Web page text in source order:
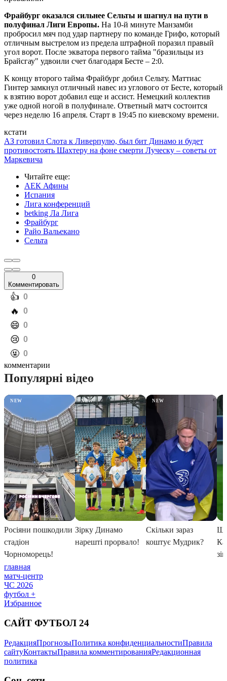
Фрайбург оказался сильнее Сельты и шагнул на пути в
полуфинал Лиги Европы. На 10-й минуте Манзамби
пробросил мяч под удар партнеру по команде Грифо, который
отличным выстрелом из предела штрафной поразил правый
угол ворот. После экватора первого тайма "бразильцы из
Брайсгау" удвоили счет благодаря Бесте – 2:0.
К концу второго тайма Фрайбург добил Сельту. Маттиас
Гинтер замкнул отличный навес из углового от Бесте, который
к взятию ворот добавил еще и ассист. Немецкий коллектив
уже одной ногой в полуфинале. Ответный матч состоится
через неделю 16 апреля. Старт в 19:45 по киевскому времени.
кстати
АЗ готовил Слота к Ливерпулю, был бит Динамо и будет
противостоять Шахтеру на фоне смерти Луческу – советы от
Маркевича
Читайте еще:
АЕК Афины
Испания
Лига конференций
betking Ла Лига
Фрайбург
Райо Вальекано
Сельта
0
Комментировать
️👍 0
️🔥 0
️😄 0
️😢 0
️🤬 0
комментарии
главная
матч-центр
ЧС 2026
футбол +
Избранное
САЙТ ФУТБОЛ 24
РедакцияПрогнозыПолитика конфиденциальностиПравила
сайтуКонтактыПравила комментированияРедакционная
политика